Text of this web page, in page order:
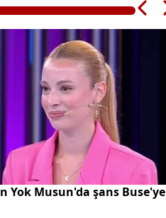
Yok Musun'da şans Buse'ye